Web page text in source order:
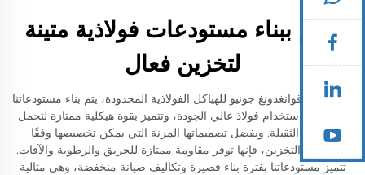
نقوم ببناء مستودعات فولاذية متينة
لتخزين فعال
في شركة قوانغدونغ جونيو للهياكل الفولاذية المحدودة، يتم بناء مستودعاتنا
الفولاذية باستخدام فولاذ عالي الجودة، وتتميز بقوة هيكلية ممتازة لتحمل
البضائع الثقيلة. وبفضل تصميماتها المرنة التي يمكن تخصيصها وفقًا
لاحتياجات التخزين، فإنها توفر مقاومة ممتازة للحريق والرطوبة والآفات.
تتميز مستودعاتنا بفترة بناء قصيرة وتكاليف صيانة منخفضة، وهي مثالية